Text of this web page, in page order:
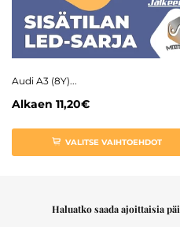
Audi A3 (8Y)...
Alkaen 11,20€
VALITSE VAIHTOEHDOT
Haluatko saada ajoittaisia